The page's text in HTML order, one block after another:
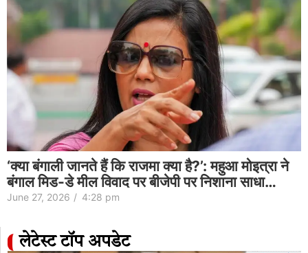
‘क्या बंगाली जानते हैं कि राजमा क्या है?’: महुआ मोइत्रा ने
बंगाल मिड-डे मील विवाद पर बीजेपी पर निशाना साधा…
June 27, 2026 / 4:28 pm
लेटेस्ट टॉप अपडेट